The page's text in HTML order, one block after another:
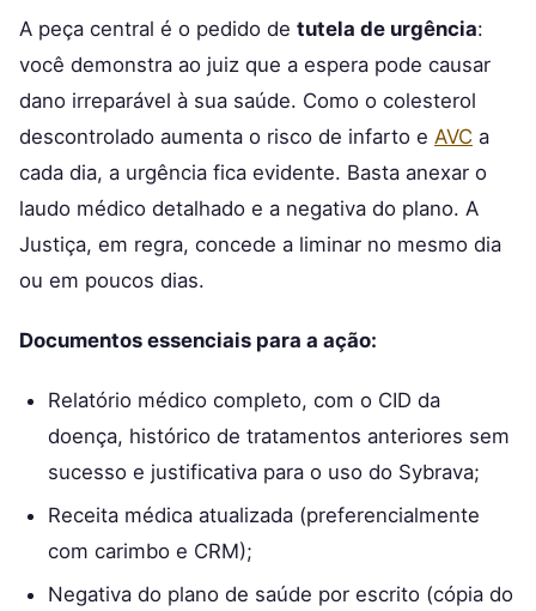
A peça central é o pedido de tutela de urgência:
você demonstra ao juiz que a espera pode causar
dano irreparável à sua saúde. Como o colesterol
descontrolado aumenta o risco de infarto e AVC a
cada dia, a urgência fica evidente. Basta anexar o
laudo médico detalhado e a negativa do plano. A
Justiça, em regra, concede a liminar no mesmo dia
ou em poucos dias.
Documentos essenciais para a ação:
Relatório médico completo, com o CID da
doença, histórico de tratamentos anteriores sem
sucesso e justificativa para o uso do Sybrava;
Receita médica atualizada (preferencialmente
com carimbo e CRM);
Negativa do plano de saúde por escrito (cópia do